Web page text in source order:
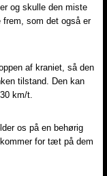
og skulle den miste
frem, som det også er
af kraniet, så den
tilstand. Den kan
km/t.
os på en behørig
for tæt på dem